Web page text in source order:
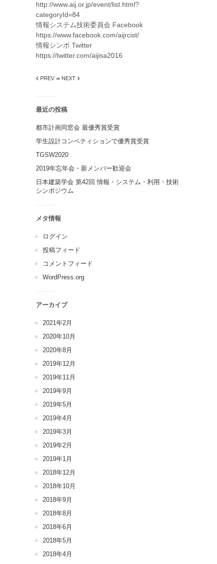
http://www.aij.or.jp/event/list.html?
categoryId=84
情報システム技術委員会 Facebook
https://www.facebook.com/aijrcist/
情報シンポ Twitter
https://twitter.com/aijisa2016
‹ PREV ∞ NEXT ›
最近の投稿
都市計画同窓会 最優秀賞受賞
学生設計コンペティションで優秀賞受賞
TGSW2020
2019年忘年会・新メンバー歓迎会
日本建築学会 第42回 情報・システム・利用・技術
シンポジウム
メタ情報
ログイン
投稿フィード
コメントフィード
WordPress.org
アーカイブ
2021年2月
2020年10月
2020年8月
2019年12月
2019年11月
2019年9月
2019年5月
2019年4月
2019年3月
2019年2月
2019年1月
2018年12月
2018年10月
2018年9月
2018年8月
2018年6月
2018年5月
2018年4月